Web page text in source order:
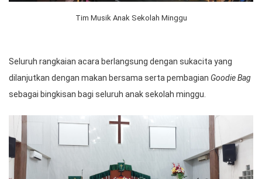
Tim Musik Anak Sekolah Minggu
Seluruh rangkaian acara berlangsung dengan sukacita yang
dilanjutkan dengan makan bersama serta pembagian Goodie Bag
sebagai bingkisan bagi seluruh anak sekolah minggu.